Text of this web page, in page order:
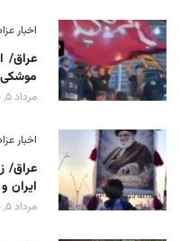
اخبار
عراق/
مرداد 5, 1405
اخبار
عراق/
ایران
مرداد 5, 1405